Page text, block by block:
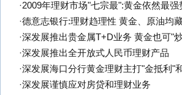
·2009年理财市场"七宗最":黄金依然最强
·德意志银行:理财趋理性 黄金、原油均
·深发展推出贵金属T+D业务 黄金也可"
·深发展推出全开放式人民币理财产品
·深发展海口分行黄金理财主打"金抵利"
·深发展谨慎应对房贷和理财业务